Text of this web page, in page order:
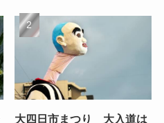
大四日市まつり 大入道は